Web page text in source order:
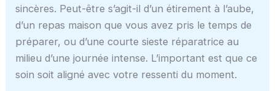
sincères. Peut-être s’agit-il d’un étirement à l’aube,
d’un repas maison que vous avez pris le temps de
préparer, ou d’une courte sieste réparatrice au
milieu d’une journée intense. L’important est que ce
soin soit aligné avec votre ressenti du moment.